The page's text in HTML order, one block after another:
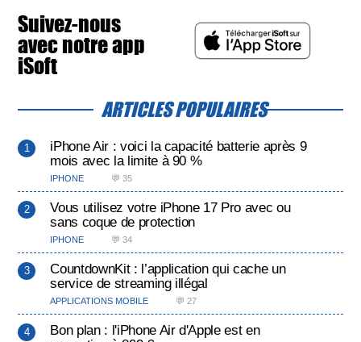
Suivez-nous
avec notre app
iSoft
ARTICLES POPULAIRES
iPhone Air : voici la capacité batterie après 9
mois avec la limite à 90 %
IPHONE 💬 35
Vous utilisez votre iPhone 17 Pro avec ou
sans coque de protection
IPHONE 💬 34
CountdownKit : l’application qui cache un
service de streaming illégal
APPLICATIONS MOBILE 💬 27
Bon plan : l'iPhone Air d'Apple est en